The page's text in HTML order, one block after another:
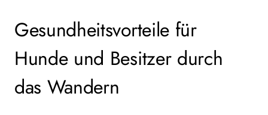
Gesundheitsvorteile für
Hunde und Besitzer durch
das Wandern